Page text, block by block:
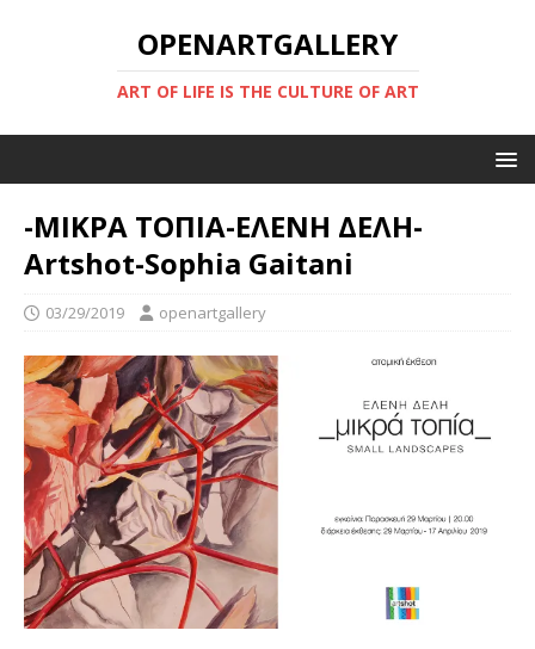
OPENARTGALLERY
ART OF LIFE IS THE CULTURE OF ART
-ΜΙΚΡΑ ΤΟΠΙΑ-ΕΛΕΝΗ ΔΕΛΗ-
Artshot-Sophia Gaitani
03/29/2019 openartgallery